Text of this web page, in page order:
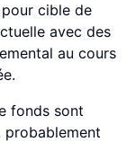
cible de
avec des
au cours
fonds sont
probablement